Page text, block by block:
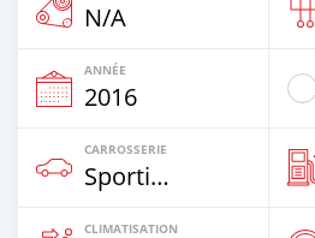
N/A
ANNÉE
2016
CARROSSERIE
Sportive‒Coupé
CLIMATISATION